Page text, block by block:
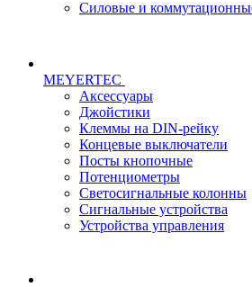
Силовые и
MEYERTEC
Аксессуары
Джойстики
Клеммы на DIN-рейку
Концевые выключатели
Посты кнопочные
Потенциометры
Светосигнальные колонны
Сигнальные устройства
Устройства управления